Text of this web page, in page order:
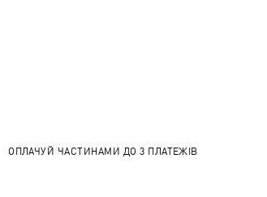
ОПЛАЧУЙ ЧАСТИНАМИ ДО 3 ПЛАТЕЖІВ